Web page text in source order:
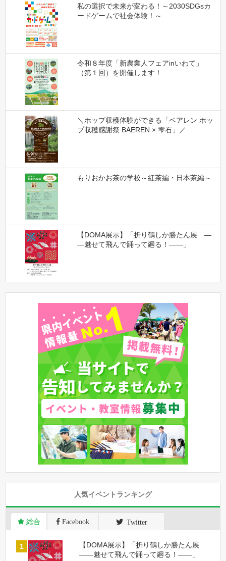
私の選択で未来が変わる！～2030SDGsカ
ードゲームで社会体験！～
令和８年度「新農業人フェアinいわて」
（第１回）を開催します！
＼ホップ収穫体験ができる「ベアレン ホッ
プ収穫感謝祭 BAEREN × 雫石」／
もりおかお茶の学校～紅茶編・日本茶編～
【DOMA展示】「折り鶴しか勝たん展 ―
―魅せて飛んで踊って廻る！――」
人気イベントランキング
総合 Facebook Twitter
【DOMA展示】「折り鶴しか勝たん展
――魅せて飛んで踊って廻る！――」